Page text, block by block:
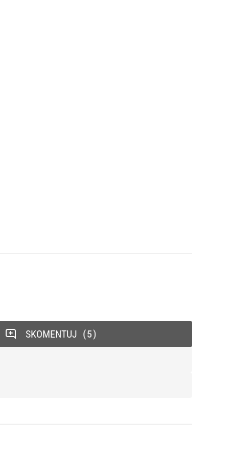
SKOMENTUJ 5